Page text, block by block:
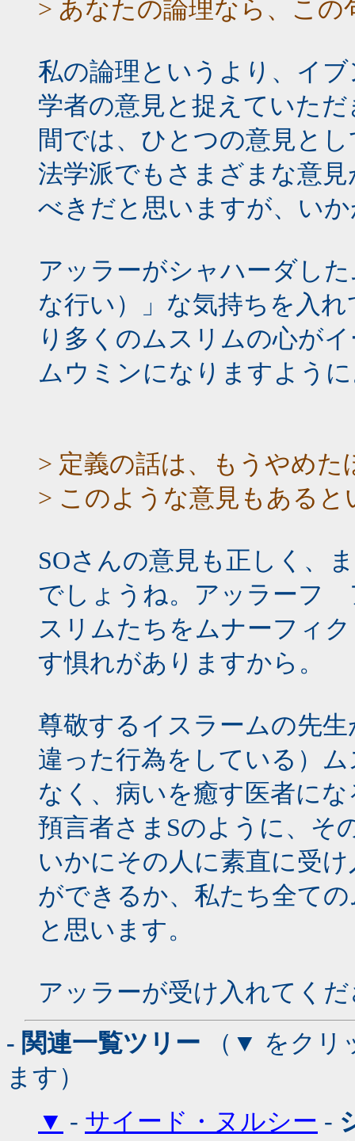
> あなたの論理なら、この
私の論理というより、イ
学者の意見と捉えていた
間では、ひとつの意見と
法学派でもさまざまな意
べきだと思いますが、い
アッラーがシャハーダし
な行い）」な気持ちを入
り多くのムスリムの心が
ムウミンになりますよう
> 定義の話は、もうやめ
> このような意見もある
SOさんの意見も正しく、
でしょうね。アッラーフ
スリムたちをムナーフィ
す惧れがありますから。
尊敬するイスラームの先
違った行為をしている）
なく、病いを癒す医者に
預言者さまSのように、そ
いかにその人に素直に受
ができるか、私たち全て
と思います。
アッラーが受け入れてく
- 関連一覧ツリー （▼ をクリ
ます）
▼ - サイード・ヌルシー -